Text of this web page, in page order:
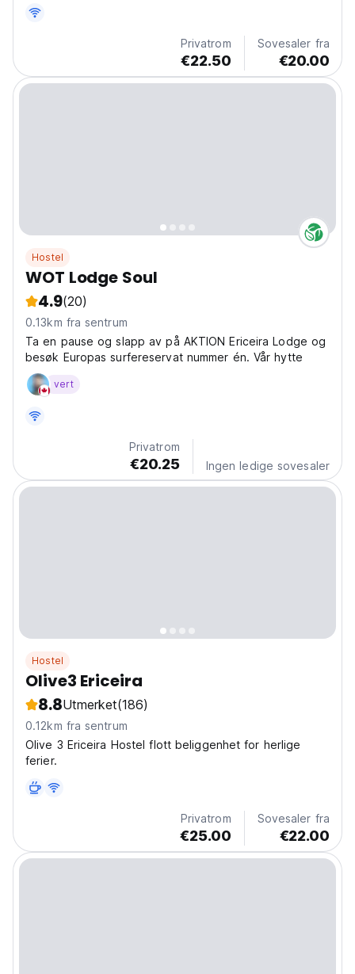
Privatrom
€22.50
Sovesaler fra
€20.00
Hostel
WOT Lodge Soul
4.9(20)
0.13km fra sentrum
Ta en pause og slapp av på AKTION Ericeira Lodge og
besøk Europas surfereservat nummer én. Vår hytte
vert
Privatrom
€20.25 Ingen ledige sovesaler
Hostel
Olive3 Ericeira
8.8Utmerket(186)
0.12km fra sentrum
Olive 3 Ericeira Hostel flott beliggenhet for herlige
ferier.
Privatrom
€25.00
Sovesaler fra
€22.00